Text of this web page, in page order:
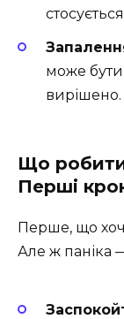
може
вирішено.
Що
Перші
Перше, що
Але ж паніка